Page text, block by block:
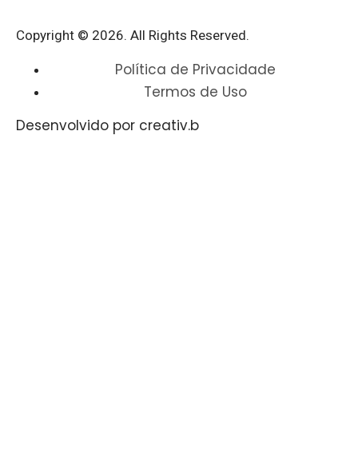
Copyright © 2026. All Rights Reserved.​
Política de Privacidade
Termos de Uso
Desenvolvido por creativ.b​​